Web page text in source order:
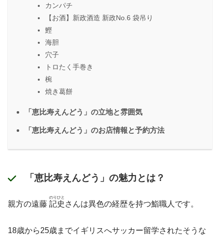
カンパチ
【お酒】新政酒造 新政No.6 袋吊り
鰹
海胆
穴子
トロたく手巻き
椀
焼き葛餅
「恵比寿えんどう」の立地と雰囲気
「恵比寿えんどう」のお店情報と予約方法
「恵比寿えんどう」の魅力とは？
親方の遠藤 記史
のりひと
さんは異色の経歴を持つ鮨職人です。
18歳から25歳までイギリスへサッカー留学されたそうな